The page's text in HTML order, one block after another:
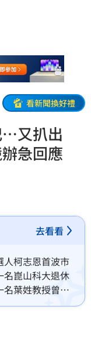
看新聞換好禮
…又扒出
急回應
去看看
人柯志恩首波市
名崑山科大退休
葉姓教授曾捲
」。對此，柯競
於未經證實的